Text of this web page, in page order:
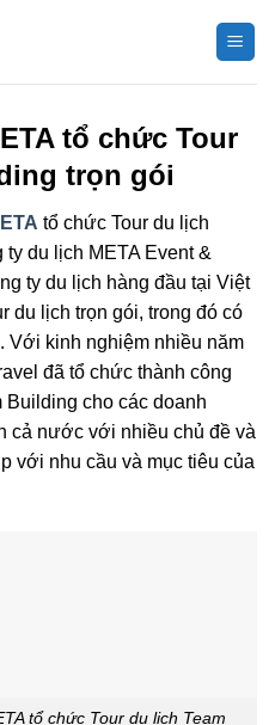
tổ chức Tour
trọn gói
tổ chức Tour du lịch
du lịch META Event &
ty du lịch hàng đầu tại Việt
du lịch trọn gói, trong đó có
. Với kinh nghiệm nhiều năm
đã tổ chức thành công
Building cho các doanh
cả nước với nhiều chủ đề và
với nhu cầu và mục tiêu của
tổ chức Tour du lịch Team